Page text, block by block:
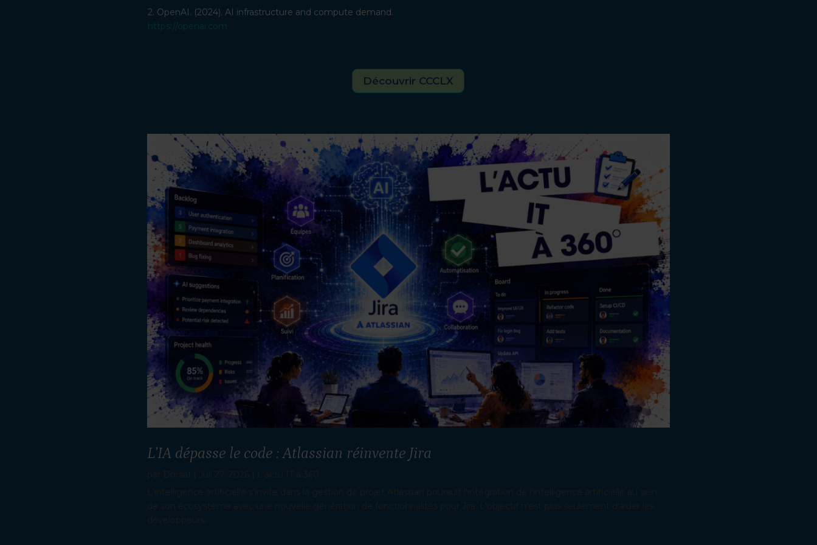
2. OpenAI. (2024). AI infrastructure and compute demand.
https://openai.com
Découvrir CCCLX
L’IA dépasse le code : Atlassian réinvente Jira